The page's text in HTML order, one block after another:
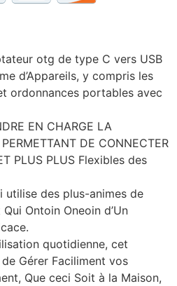
otg de type C vers USB
d’Appareils, y compris les
ordonnances portables avec
EN CHARGE LA
DE CONNECTER
PLUS PLUS Flexibles des
utilise des plus-animes de
Ontoin Oneoin d’Un
quotidienne, cet
Gérer Faciliment vos
Que ceci Soit à la Maison,